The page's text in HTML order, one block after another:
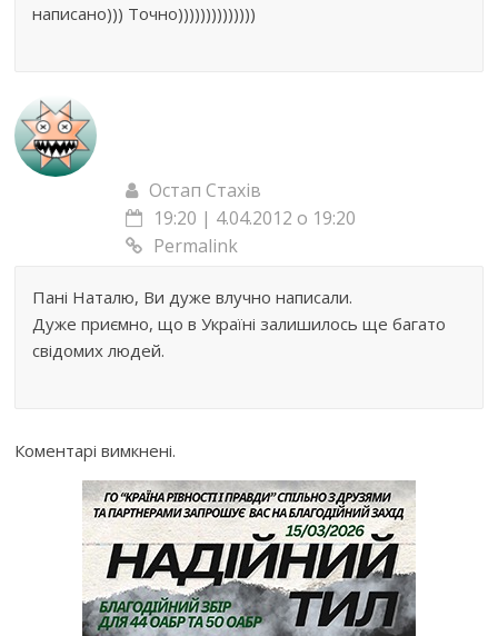
написано))) Точно))))))))))))))
Остап Стахів
19:20 | 4.04.2012 о 19:20
Permalink
Пані Наталю, Ви дуже влучно написали.
Дуже приємно, що в Україні залишилось ще багато
свідомих людей.
Коментарі вимкнені.